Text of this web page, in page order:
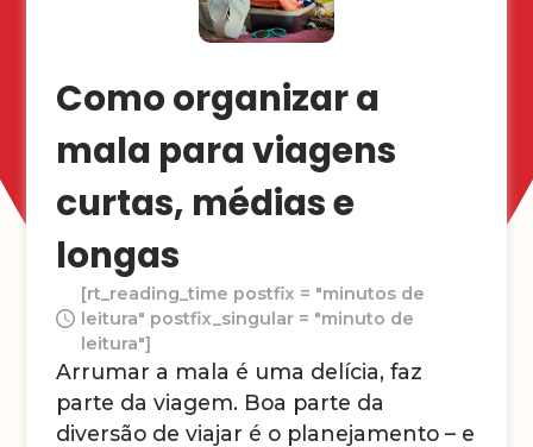
Como organizar a
mala para viagens
curtas, médias e
longas
[rt_reading_time postfix = "minutos de
leitura" postfix_singular = "minuto de
leitura"]
Arrumar a mala é uma delícia, faz
parte da viagem. Boa parte da
diversão de viajar é o planejamento – e